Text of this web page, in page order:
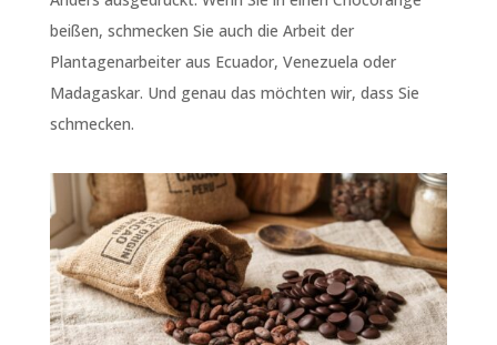
beißen, schmecken Sie auch die Arbeit der
Plantagenarbeiter aus Ecuador, Venezuela oder
Madagaskar. Und genau das möchten wir, dass Sie
schmecken.